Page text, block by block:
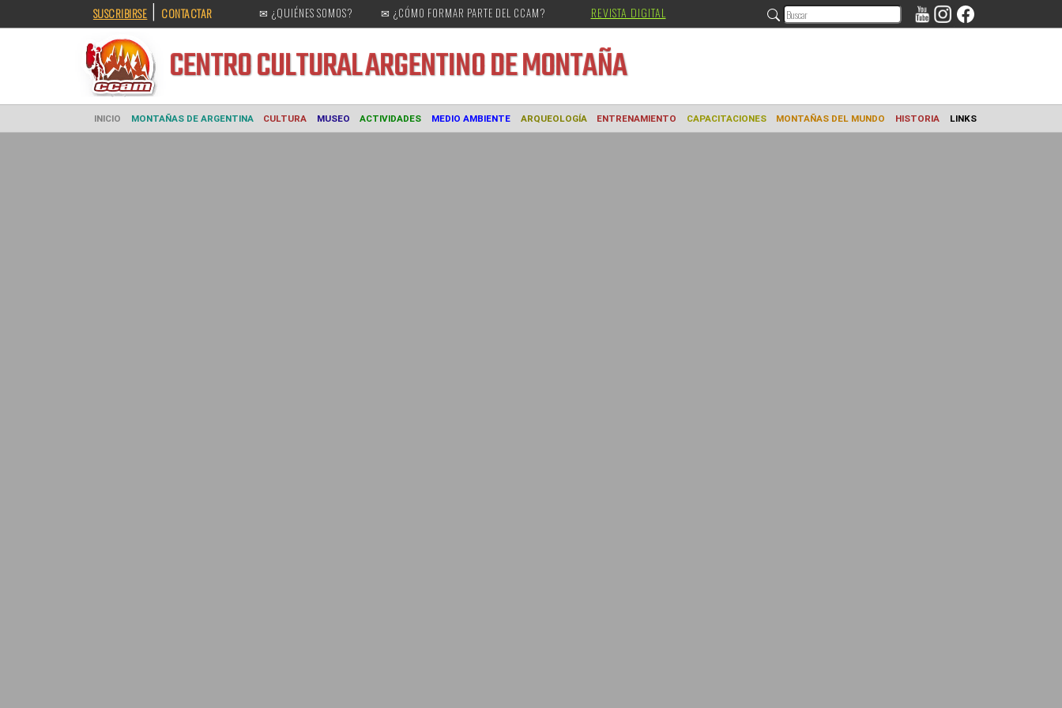
SUSCRIBIRSE | CONTACTAR ✉ ¿QUIÉNES SOMOS? ✉ ¿CÓMO FORMAR PARTE DEL CCAM? REVISTA DIGITAL
CENTRO CULTURALARGENTINO DE MONTAÑA
INICIO MONTAÑAS DE ARGENTINA CULTURA MUSEO ACTIVIDADES MEDIO AMBIENTE ARQUEOLOGÍA ENTRENAMIENTO CAPACITACIONES MONTAÑAS DEL MUNDO HISTORIA